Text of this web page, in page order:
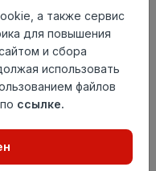
отличаться от
сайте. Проверяйте
а также сервис
для повышения
и сбора
использовать
файлов
ссылке.